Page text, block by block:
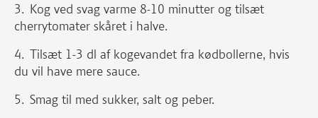
Kog ved svag varme 8-10 minutter og tilsæt
cherrytomater skåret i halve.
Tilsæt 1-3 dl af kogevandet fra kødbollerne, hvis
du vil have mere sauce.
Smag til med sukker, salt og peber.